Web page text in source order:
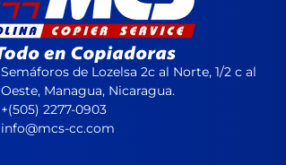
Semáforos de Lozelsa 2c al Norte, 1/2 c al
Oeste, Managua, Nicaragua.
+(505) 2277-0903
info@mcs-cc.com